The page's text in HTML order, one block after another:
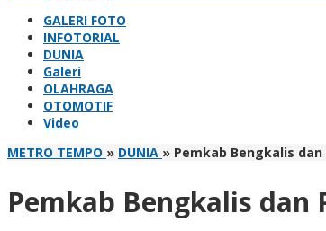
GALERI FOTO
INFOTORIAL
DUNIA
Galeri
OLAHRAGA
OTOMOTIF
Video
METRO TEMPO » DUNIA » Pemkab Bengkalis
Pemkab Bengkalis